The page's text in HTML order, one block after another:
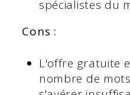
spécialistes du
Cons :
L'offre gratuite
nombre de